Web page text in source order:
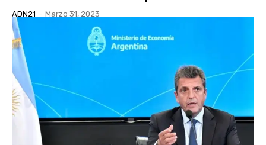
ADN21 - Marzo 31, 2023